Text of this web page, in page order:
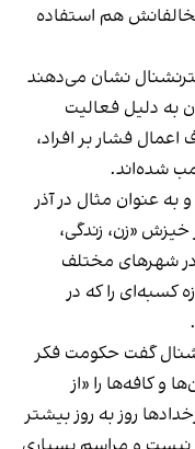
هم استفاده
نشان می‌دهند
به دلیل فعالیت
فشار بر افراد،
شده‌اند.
عنوان مثال در آذر
خیزش «زن، زندگی،
در شهرهای مختلف
کسبه‌ای را که در
گفت حکومت فکر
و کافه‌ها را «از
روز به روز بیشتر